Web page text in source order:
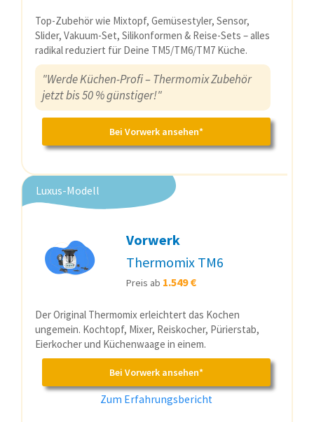
Top-Zubehör wie Mixtopf, Gemüsestyler, Sensor,
Slider, Vakuum-Set, Silikonformen & Reise-Sets – alles
radikal reduziert für Deine TM5/TM6/TM7 Küche.
"Werde Küchen-Profi – Thermomix Zubehör
jetzt bis 50 % günstiger!"
Bei Vorwerk ansehen*
Luxus-Modell
Vorwerk
Thermomix TM6
Preis ab 1.549 €
Der Original Thermomix erleichtert das Kochen
ungemein. Kochtopf, Mixer, Reiskocher, Pürierstab,
Eierkocher und Küchenwaage in einem.
Bei Vorwerk ansehen*
Zum Erfahrungsbericht